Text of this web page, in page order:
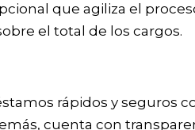
que agiliza el
el total de los cargos.
rápidos y seguros
cuenta con